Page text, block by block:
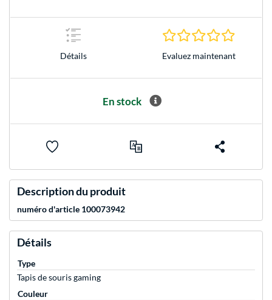
Détails Evaluez maintenant
En stock
Description du produit
numéro d'article 100073942
Détails
Type
Tapis de souris gaming
Couleur